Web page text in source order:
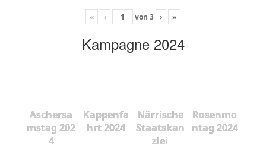
« ‹ von 3 › »
Kampagne 2024
Aschersa
mstag 202
4
Kappenfa
hrt 2024
Närrische
Staatskan
zlei
Rosenmo
ntag 2024